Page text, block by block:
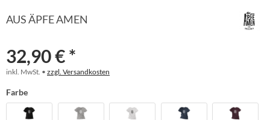
AUS ÄPFE AMEN
32,90 € *
inkl. MwSt. • zzgl. Versandkosten
Farbe